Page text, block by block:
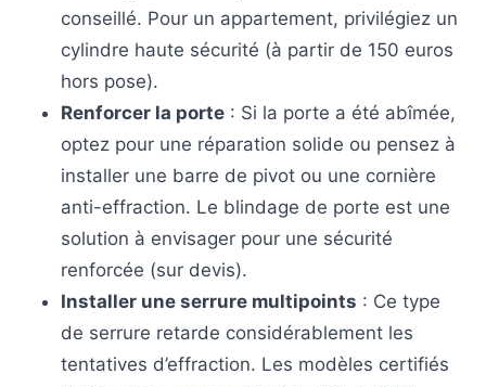
conseillé. Pour un appartement, privilégiez un
cylindre haute sécurité (à partir de 150 euros
hors pose).
Renforcer la porte : Si la porte a été abîmée,
optez pour une réparation solide ou pensez à
installer une barre de pivot ou une cornière
anti-effraction. Le blindage de porte est une
solution à envisager pour une sécurité
renforcée (sur devis).
Installer une serrure multipoints : Ce type
de serrure retarde considérablement les
tentatives d’effraction. Les modèles certifiés